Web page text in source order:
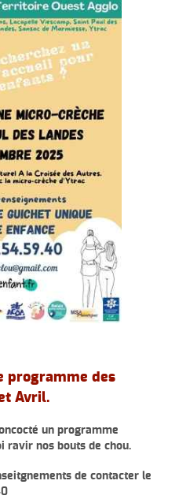
programme des
Avril.
un programme
ravir nos bouts de chou.
de contacter le